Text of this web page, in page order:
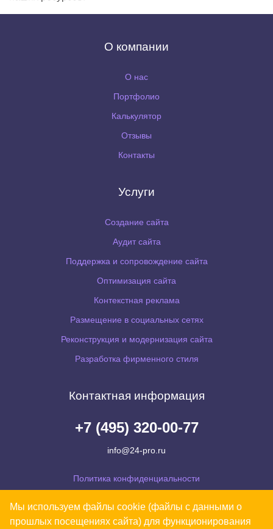
О компании
О нас
Портфолио
Калькулятор
Отзывы
Контакты
Услуги
Создание сайта
Аудит сайта
Поддержка и сопровождение сайта
Оптимизация сайта
Контекстная реклама
Размещение в социальных сетях
Реконструкция и модернизация сайта
Разработка фирменного стиля
Контактная информация
+7 (495) 320-00-77
info@24-pro.ru
Политика конфиденциальности
Уведомляем Вас, что Ваши персональные данные обрабатываются на сайте в
целях его функционирования. В случае несогласия, просьба покинуть сайт.
Мы используем файлы cookie (файлы с данными о
прошлых посещениях сайта) для функционирования